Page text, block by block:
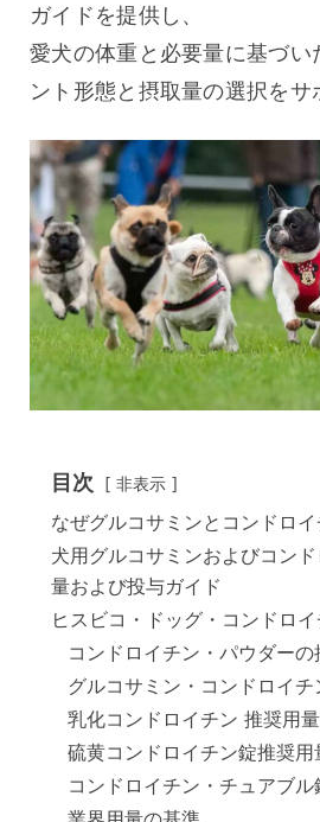
ガイドを提供し、
愛犬の体重と必要量に基づい
ント形態と摂取量の選択をサ
目次 非表示
なぜグルコサミンとコンドロ
犬用グルコサミンおよびコン
量および投与ガイド
ヒスビコ・ドッグ・コンドロ
コンドロイチン・パウダー
グルコサミン・コンドロイ
乳化コンドロイチン 推奨用量
硫黄コンドロイチン錠推奨用
コンドロイチン・チュアブ